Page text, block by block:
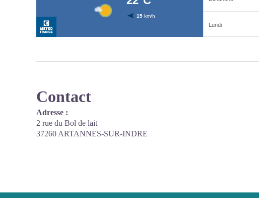
Contact
Adresse :
2 rue du Bol de lait
37260 ARTANNES-SUR-INDRE